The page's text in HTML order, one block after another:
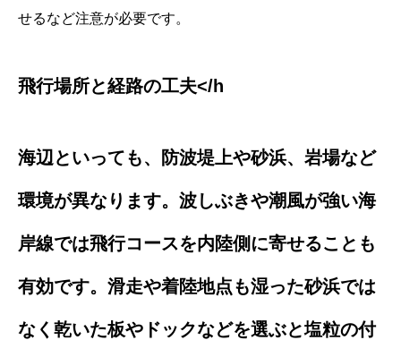
せるなど注意が必要です。
飛行場所と経路の工夫</h
海辺といっても、防波堤上や砂浜、岩場など
環境が異なります。波しぶきや潮風が強い海
岸線では飛行コースを内陸側に寄せることも
有効です。滑走や着陸地点も湿った砂浜では
なく乾いた板やドックなどを選ぶと塩粒の付